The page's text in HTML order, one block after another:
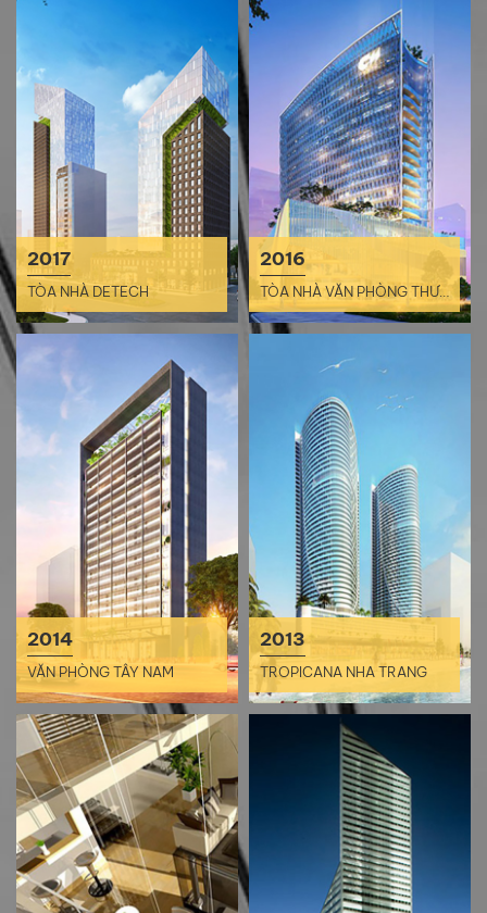
2017
TÒA NHÀ DETECH
2016
TÒA NHÀ VĂN PHÒNG THƯƠNG MẠI THỦ THIÊM
2014
VĂN PHÒNG TÂY NAM
2013
TROPICANA NHA TRANG